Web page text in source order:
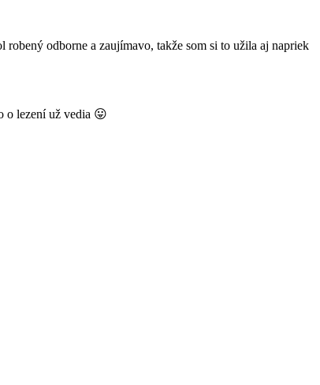
odborne a zaujímavo, takže som si to užila aj napriek
o lezení už vedia 😛